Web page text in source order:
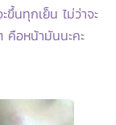
นทุกเย็น ไม่ว่าจะ
คือหน้ามันนะคะ